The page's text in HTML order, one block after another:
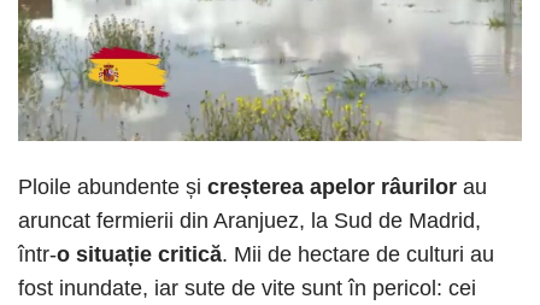
Ploile abundente și creșterea apelor râurilor au
aruncat fermierii din Aranjuez, la Sud de Madrid,
într-o situație critică. Mii de hectare de culturi au
fost inundate, iar sute de vite sunt în pericol: cei